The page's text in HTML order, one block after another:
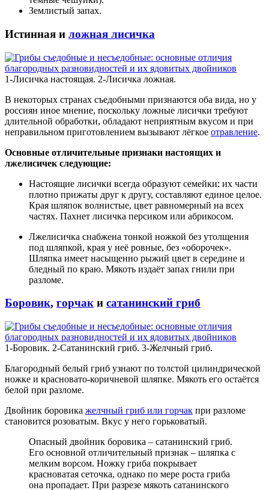
Землистый запах.
Истинная и ложная лисичка
1-Лисичка настоящая. 2-Лисичка ложная.
В некоторых странах съедобными признаются оба вида, но у
россиян иное мнение, поскольку ложные лисички требуют
длительной обработки, обладают неприятным вкусом и при
неправильном приготовлением вызывают лёгкое отравление.
Основные отличительные признаки настоящих и
лжелисичек следующие:
Настоящие лисички всегда образуют семейки: их части
плотно прижаты друг к другу, составляют единое целое.
Края шляпок волнистые, цвет равномерный на всех
частях. Пахнет лисичка персиком или абрикосом.
Лжелисичка снабжена тонкой ножкой без утолщения
под шляпкой, края у неё ровные, без «оборочек».
Шляпка имеет насыщенно рыжий цвет в середине и
бледный по краю. Мякоть издаёт запах гнили при
разломе.
Боровик, горчак и сатанинский гриб
1-Боровик. 2-Сатанинский гриб. 3-Желчный гриб.
Благородный белый гриб узнают по толстой цилиндрической
ножке и красновато-коричневой шляпке. Мякоть его остаётся
белой при разломе.
Двойник боровика желчный гриб или горчак при разломе
становится розоватым. Вкус у него горьковатый.
Опасный двойник боровика – сатанинский гриб.
Его основной отличительный признак – шляпка с
мелким ворсом. Ножку гриба покрывает
красноватая сеточка, однако по мере роста гриба
она пропадает. При разрезе мякоть сатанинского